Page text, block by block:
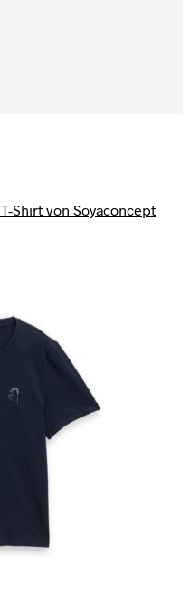
T-Shirt von Soyaconcept